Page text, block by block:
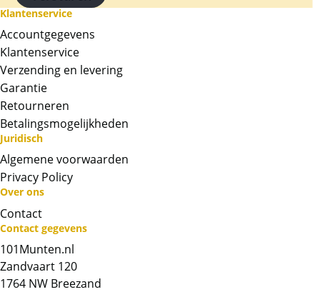
Chat met ons
Whatsapp ons!
Klantenservice
Accountgegevens
Klantenservice
Verzending en levering
Garantie
Retourneren
Betalingsmogelijkheden
Juridisch
Algemene voorwaarden
Privacy Policy
Over ons
Contact
Contact gegevens
101Munten.nl
Zandvaart 120
1764 NW Breezand